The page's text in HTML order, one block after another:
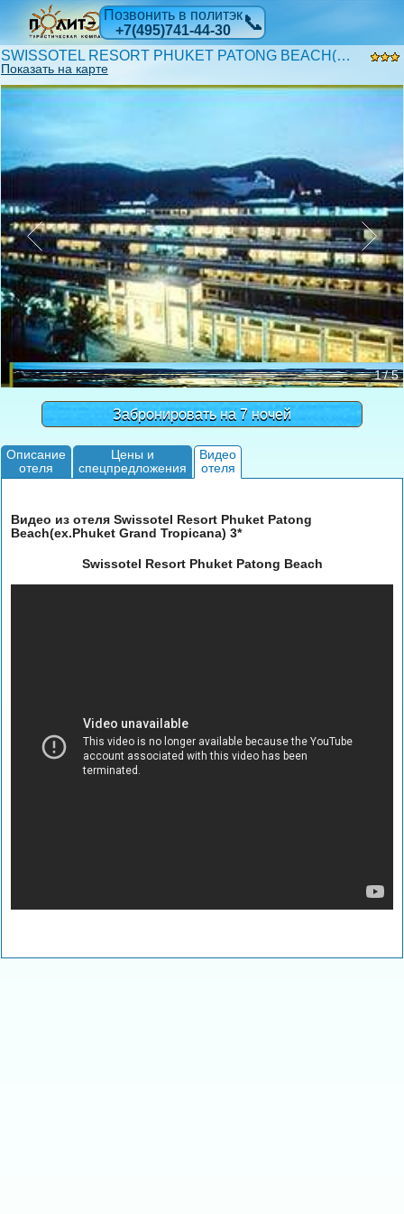
Позвонить в политэк
+7(495)741-44-30
📞
SWISSOTEL RESORT PHUKET PATONG BEACH(EX.PHUKET GRAND TROPICANA) 3*
Показать на карте
1 / 5
Забронировать на 7 ночей
Описание
отеля
Цены и
спецпредложения
Видео
отеля
Видео из отеля Swissotel Resort Phuket Patong
Beach(ex.Phuket Grand Tropicana) 3*
Swissotel Resort Phuket Patong Beach